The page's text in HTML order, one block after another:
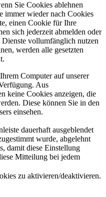
Sie Cookies ablehnen
immer wieder nach Cookies
einen Cookie für Ihre
sich jederzeit abmelden oder
Dienste vollumfänglich nutzen
werden alle gesetzten
Computer auf unserer
Aus
keine Cookies anzeigen, die
Diese können Sie in den
einsehen.
dauerhaft ausgeblendet
wurde, abgelehnt
damit diese Einstellung
Mitteilung bei jedem
zu aktivieren/deaktivieren.